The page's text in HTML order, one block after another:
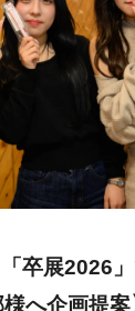
卒展2026
へ企画提案